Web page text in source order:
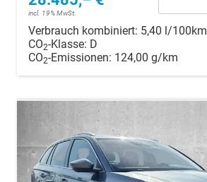
incl. 19% MwSt.
Verbrauch kombiniert: 5,40 l/100km
CO2-Klasse: D
CO2-Emissionen: 124,00 g/km